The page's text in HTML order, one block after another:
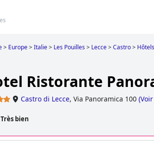
> Europe>Italie> Les Pouilles> Lecce>Castro>
Ristorante
Castro di Lecce, Via Panoramica 100 (
Très bien